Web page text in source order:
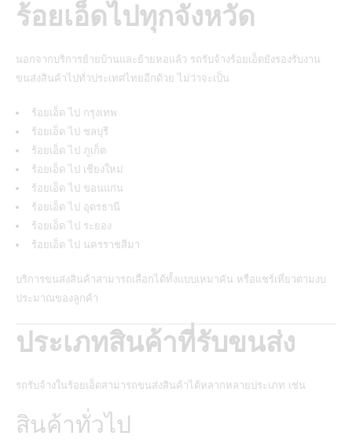
ร้อยเอ็ดไปทุกจังหวัด
นอกจากบริการย้ายบ้านและย้ายหอแล้ว รถรับจ้างร้อยเอ็ดยังรองรับงาน
ขนส่งสินค้าไปทั่วประเทศไทยอีกด้วย ไม่ว่าจะเป็น
ร้อยเอ็ด ไป กรุงเทพ
ร้อยเอ็ด ไป ชลบุรี
ร้อยเอ็ด ไป ภูเก็ต
ร้อยเอ็ด ไป เชียงใหม่
ร้อยเอ็ด ไป ขอนแก่น
ร้อยเอ็ด ไป อุดรธานี
ร้อยเอ็ด ไป ระยอง
ร้อยเอ็ด ไป นครราชสีมา
บริการขนส่งสินค้าสามารถเลือกได้ทั้งแบบเหมาคัน หรือแชร์เที่ยวตามงบ
ประมาณของลูกค้า
ประเภทสินค้าที่รับขนส่ง
รถรับจ้างในร้อยเอ็ดสามารถขนส่งสินค้าได้หลากหลายประเภท เช่น
สินค้าทั่วไป